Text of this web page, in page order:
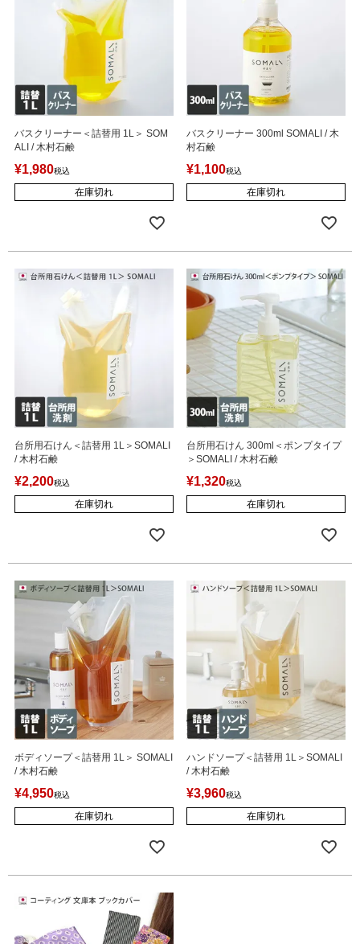
バスクリーナー＜詰替用 1L＞ SOM
ALI / 木村石鹸
¥1,980税込
在庫切れ
バスクリーナー 300ml SOMALI / 木
村石鹸
¥1,100税込
在庫切れ
台所用石けん＜詰替用 1L＞SOMALI
/ 木村石鹸
¥2,200税込
在庫切れ
台所用石けん 300ml＜ポンプタイプ
＞SOMALI / 木村石鹸
¥1,320税込
在庫切れ
ボディソープ＜詰替用 1L＞ SOMALI
/ 木村石鹸
¥4,950税込
在庫切れ
ハンドソープ＜詰替用 1L＞SOMALI
/ 木村石鹸
¥3,960税込
在庫切れ